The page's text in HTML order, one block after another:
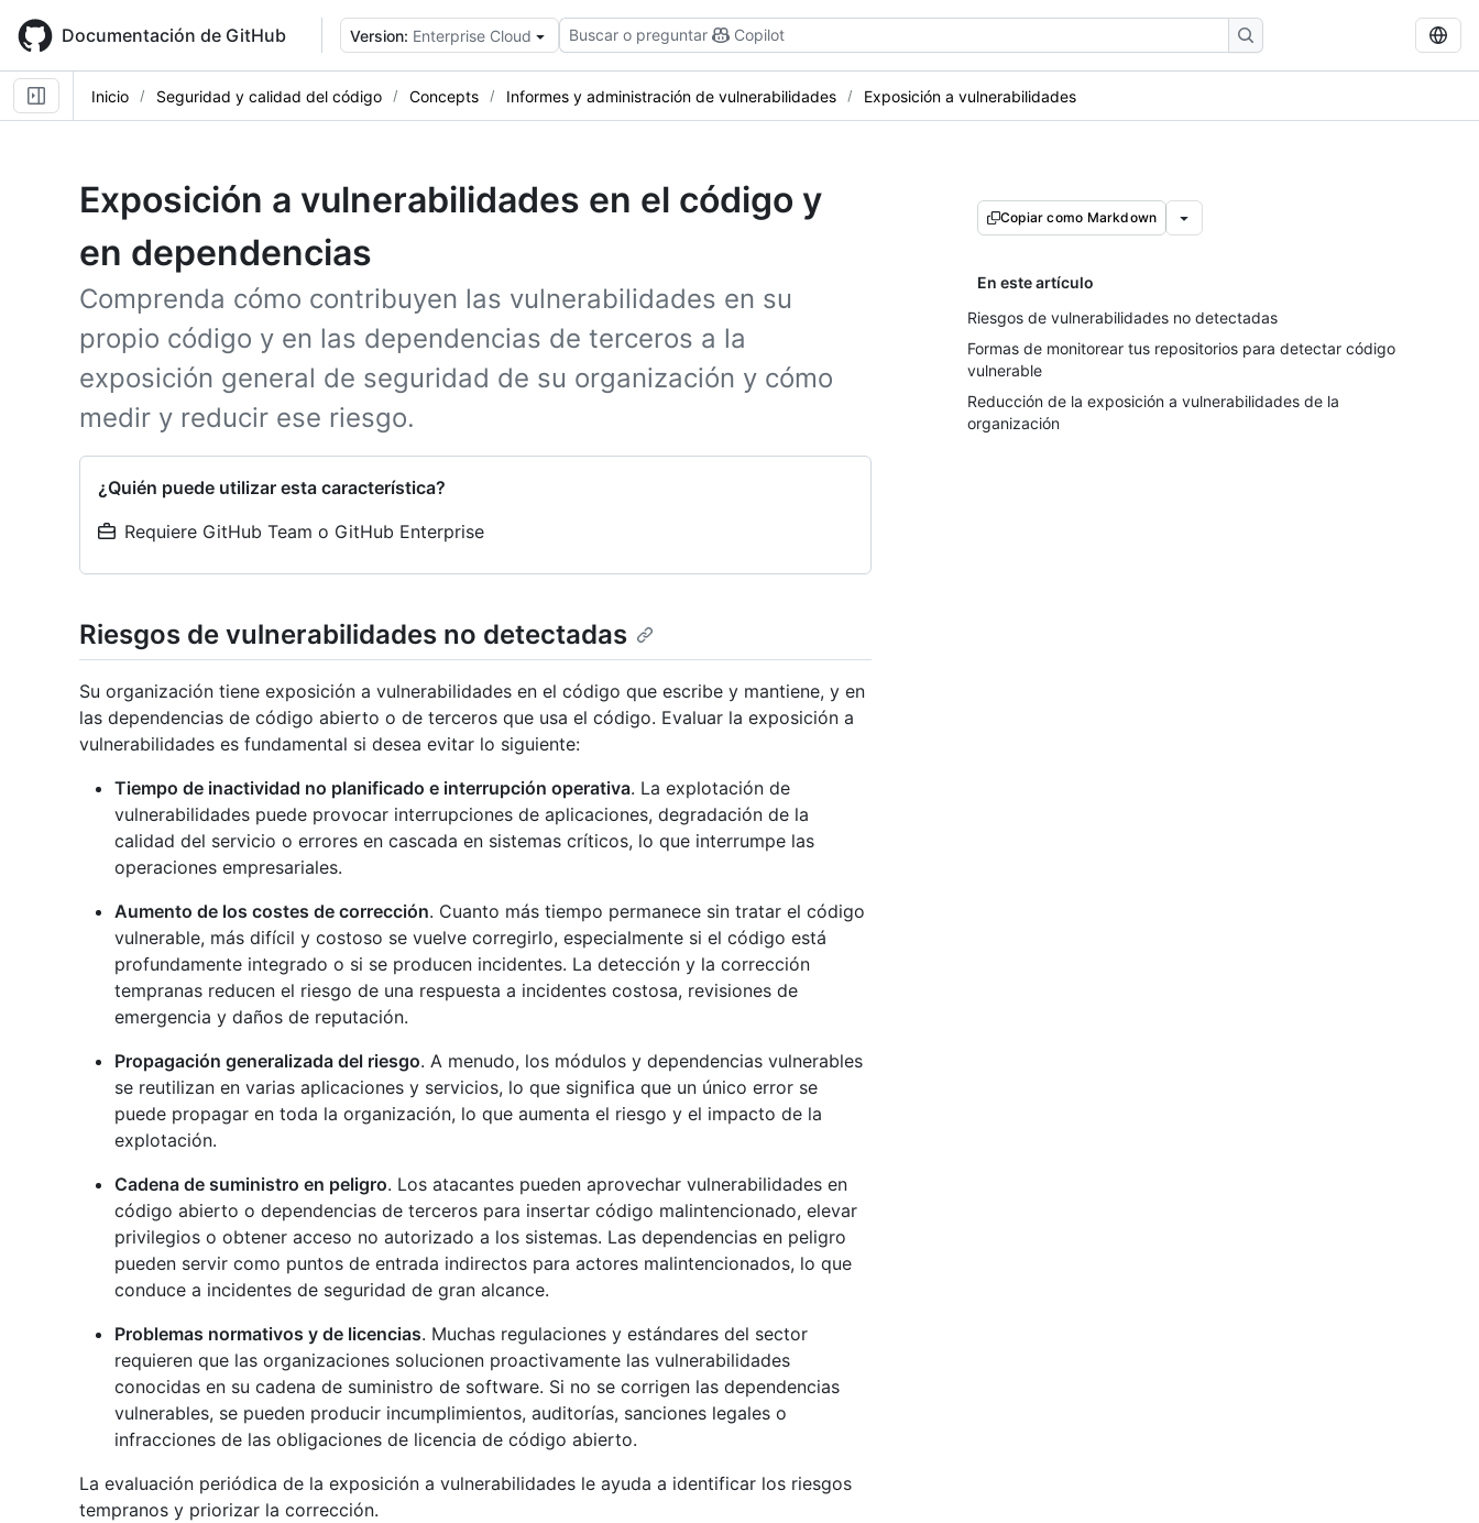
main
content
Documentación de GitHub Version: Enterprise Cloud Buscar o preguntar Copilot
Inicio Seguridad y calidad del código Concepts Informes y administración de vulnerabilidades Exposición a vulnerabilidades
Exposición a vulnerabilidades en el código y
en dependencias
Comprenda cómo contribuyen las vulnerabilidades en su
propio código y en las dependencias de terceros a la
exposición general de seguridad de su organización y cómo
medir y reducir ese riesgo.
¿Quién puede utilizar esta característica?
Requiere GitHub Team o GitHub Enterprise
Copiar como Markdown
En este artículo
Riesgos de vulnerabilidades no detectadas
Formas de monitorear tus repositorios para detectar código
vulnerable
Reducción de la exposición a vulnerabilidades de la
organización
Riesgos de vulnerabilidades no detectadas
Su organización tiene exposición a vulnerabilidades en el código que escribe y mantiene, y en
las dependencias de código abierto o de terceros que usa el código. Evaluar la exposición a
vulnerabilidades es fundamental si desea evitar lo siguiente:
Tiempo de inactividad no planificado e interrupción operativa. La explotación de
vulnerabilidades puede provocar interrupciones de aplicaciones, degradación de la
calidad del servicio o errores en cascada en sistemas críticos, lo que interrumpe las
operaciones empresariales.
Aumento de los costes de corrección. Cuanto más tiempo permanece sin tratar el código
vulnerable, más difícil y costoso se vuelve corregirlo, especialmente si el código está
profundamente integrado o si se producen incidentes. La detección y la corrección
tempranas reducen el riesgo de una respuesta a incidentes costosa, revisiones de
emergencia y daños de reputación.
Propagación generalizada del riesgo. A menudo, los módulos y dependencias vulnerables
se reutilizan en varias aplicaciones y servicios, lo que significa que un único error se
puede propagar en toda la organización, lo que aumenta el riesgo y el impacto de la
explotación.
Cadena de suministro en peligro. Los atacantes pueden aprovechar vulnerabilidades en
código abierto o dependencias de terceros para insertar código malintencionado, elevar
privilegios o obtener acceso no autorizado a los sistemas. Las dependencias en peligro
pueden servir como puntos de entrada indirectos para actores malintencionados, lo que
conduce a incidentes de seguridad de gran alcance.
Problemas normativos y de licencias. Muchas regulaciones y estándares del sector
requieren que las organizaciones solucionen proactivamente las vulnerabilidades
conocidas en su cadena de suministro de software. Si no se corrigen las dependencias
vulnerables, se pueden producir incumplimientos, auditorías, sanciones legales o
infracciones de las obligaciones de licencia de código abierto.
La evaluación periódica de la exposición a vulnerabilidades le ayuda a identificar los riesgos
tempranos y priorizar la corrección.